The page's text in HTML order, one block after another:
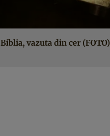
Biblia, vazuta din cer (FOTO)